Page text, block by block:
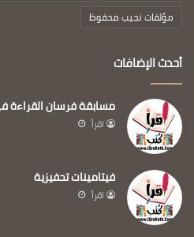
مؤلفات نجيب محفوظ
أحدث الإضافات
مسابقة فرسان القراءة في
اقرأ
فيتامينات تحفيزية
اقرأ